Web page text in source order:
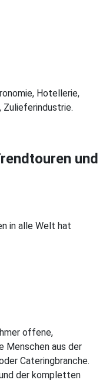
Hotellerie,
Zulieferindustrie.
und
in alle Welt hat
offene,
Menschen aus der
Cateringbranche.
der kompletten